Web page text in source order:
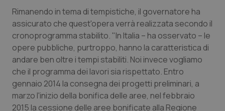
Tumore al seno
Tumore ovarico
Tumori del Polmone & Testa Collo
Tumori gastrointestinali
Rimanendo in tema di tempistiche, il governatore ha
assicurato che quest'opera verrà realizzata secondo il
cronoprogramma stabilito. "In Italia – ha osservato – le
opere pubbliche, purtroppo, hanno la caratteristica di
andare ben oltre i tempi stabiliti. Noi invece vogliamo
che il programma dei lavori sia rispettato. Entro
gennaio 2014 la consegna dei progetti preliminari, a
marzo l'inizio della bonifica delle aree, nel febbraio
2015 la cessione delle aree bonificate alla Regione